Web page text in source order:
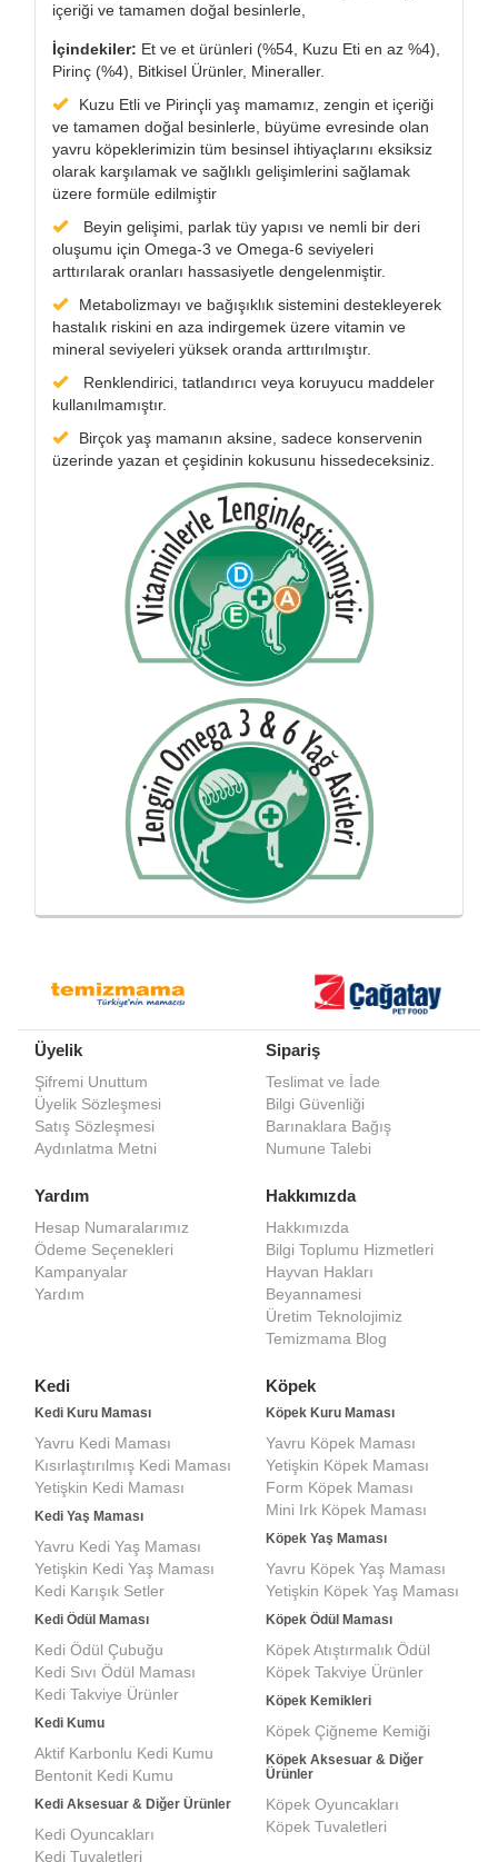
içeriği ve tamamen doğal besinlerle,
İçindekiler: Et ve et ürünleri (%54, Kuzu Eti en az %4),
Pirinç (%4), Bitkisel Ürünler, Mineraller.
Kuzu Etli ve Pirinçli yaş mamamız, zengin et içeriği
ve tamamen doğal besinlerle, büyüme evresinde olan
yavru köpeklerimizin tüm besinsel ihtiyaçlarını eksiksiz
olarak karşılamak ve sağlıklı gelişimlerini sağlamak
üzere formüle edilmiştir
Beyin gelişimi, parlak tüy yapısı ve nemli bir deri
oluşumu için Omega-3 ve Omega-6 seviyeleri
arttırılarak oranları hassasiyetle dengelenmiştir.
Metabolizmayı ve bağışıklık sistemini destekleyerek
hastalık riskini en aza indirgemek üzere vitamin ve
mineral seviyeleri yüksek oranda arttırılmıştır.
Renklendirici, tatlandırıcı veya koruyucu maddeler
kullanılmamıştır.
Birçok yaş mamanın aksine, sadece konservenin
üzerinde yazan et çeşidinin kokusunu hissedeceksiniz.
Üyelik
Şifremi Unuttum
Üyelik Sözleşmesi
Satış Sözleşmesi
Aydınlatma Metni
Sipariş
Teslimat ve İade
Bilgi Güvenliği
Barınaklara Bağış
Numune Talebi
Yardım
Hesap Numaralarımız
Ödeme Seçenekleri
Kampanyalar
Yardım
Hakkımızda
Hakkımızda
Bilgi Toplumu Hizmetleri
Hayvan Hakları
Beyannamesi
Üretim Teknolojimiz
Temizmama Blog
Kedi
Kedi Kuru Maması
Yavru Kedi Maması
Kısırlaştırılmış Kedi Maması
Yetişkin Kedi Maması
Kedi Yaş Maması
Yavru Kedi Yaş Maması
Yetişkin Kedi Yaş Maması
Kedi Karışık Setler
Kedi Ödül Maması
Kedi Ödül Çubuğu
Kedi Sıvı Ödül Maması
Kedi Takviye Ürünler
Kedi Kumu
Aktif Karbonlu Kedi Kumu
Bentonit Kedi Kumu
Kedi Aksesuar & Diğer Ürünler
Kedi Oyuncakları
Kedi Tuvaletleri
Köpek
Köpek Kuru Maması
Yavru Köpek Maması
Yetişkin Köpek Maması
Form Köpek Maması
Mini Irk Köpek Maması
Köpek Yaş Maması
Yavru Köpek Yaş Maması
Yetişkin Köpek Yaş Maması
Köpek Ödül Maması
Köpek Atıştırmalık Ödül
Köpek Takviye Ürünler
Köpek Kemikleri
Köpek Çiğneme Kemiği
Köpek Aksesuar & Diğer
Ürünler
Köpek Oyuncakları
Köpek Tuvaletleri